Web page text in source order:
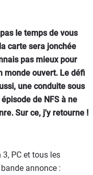
le temps de vous
carte sera jonchée
pas mieux pour
monde ouvert. Le défi
une conduite sous
de NFS à ne
Sur ce, j'y retourne !
PC et tous les
annonce :